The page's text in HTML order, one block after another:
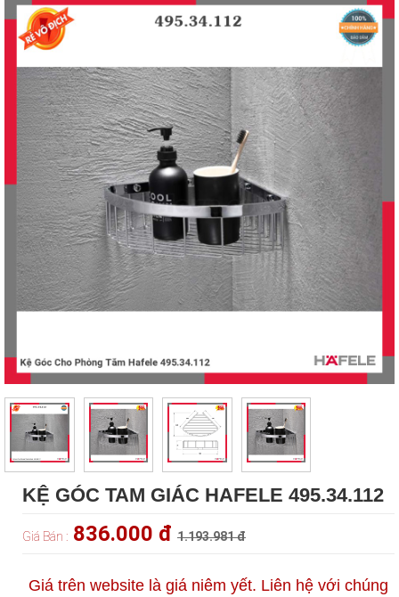
KỆ GÓC TAM GIÁC HAFELE 495.34.112
Giá Bán : 836.000 đ 1.193.981 đ
Giá trên website là giá niêm yết. Liên hệ với chúng